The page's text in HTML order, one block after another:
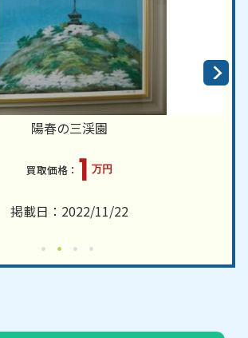
陽春の三渓園
1 万円
掲載日：2022/11/22